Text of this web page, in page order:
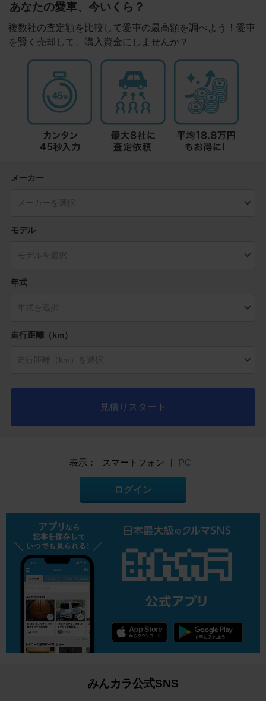
あなたの愛車、今いくら？
複数社の査定額を比較して愛車の最高額を調べよう！愛車
を賢く売却して、購入資金にしませんか？
メーカー
モデル
年式
走行距離（km）
見積りスタート
表示： スマートフォン | PC
ログイン
みんカラ公式SNS